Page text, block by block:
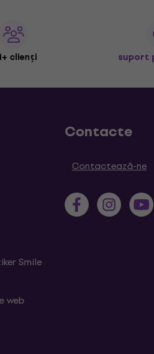
clienți suport
Smile
web
Contacte
Contactează-ne